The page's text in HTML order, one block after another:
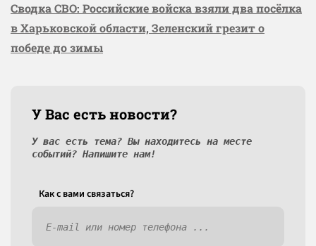
Сводка СВО: Российские войска взяли два посёлка
в Харьковской области, Зеленский грезит о
победе до зимы
У Вас есть новости?
У вас есть тема? Вы находитесь на месте
событий? Напишите нам!
Как c вами связаться?